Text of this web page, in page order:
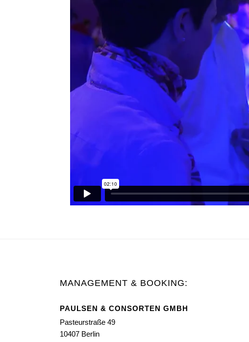
MANAGEMENT & BOOKING:
PAULSEN & CONSORTEN GMBH
Pasteurstraße 49
10407 Berlin